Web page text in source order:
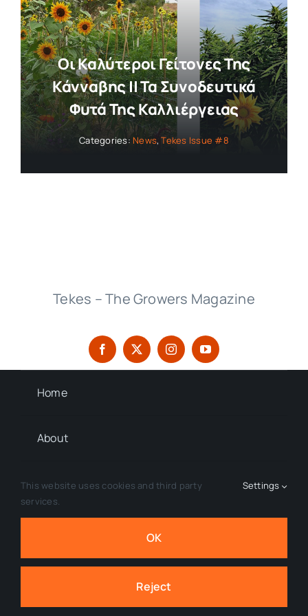
Collaborators
About
Contact
Οι Καλύτεροι Γείτονες Της
Κάνναβης || Τα Συνοδευτικά
Φυτά Της Καλλιέργειας
Categories: News,Tekes Issue #8
Tekes – The Growers Magazine
Home
About
Contact
© 2026 Tekes Magazine • All Rights Reserved.
This website uses cookies and third party
services.
Settings
OK
Reject